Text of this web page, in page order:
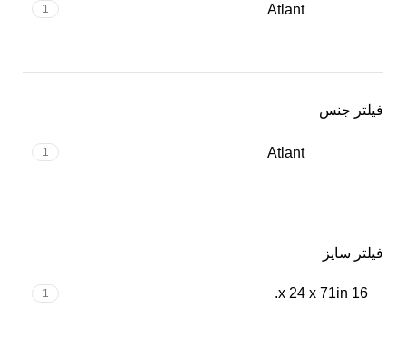
Atlant
1
فیلتر جنس
Atlant
1
فیلتر سایز
16 x 24 x 71in.
1